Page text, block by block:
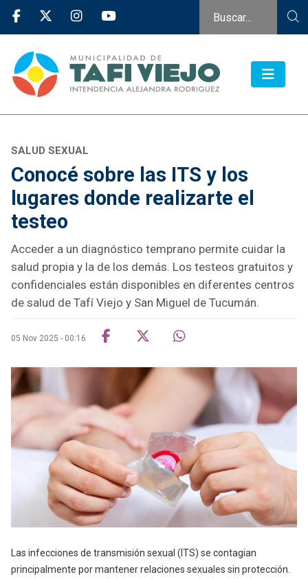
SALUD SEXUAL
Conocé sobre las ITS y los
lugares donde realizarte el
testeo
Acceder a un diagnóstico temprano permite cuidar la
salud propia y la de los demás. Los testeos gratuitos y
confidenciales están disponibles en diferentes centros
de salud de Tafí Viejo y San Miguel de Tucumán.
05 Nov 2025 - 00:16
Las infecciones de transmisión sexual (ITS) se contagian
principalmente por mantener relaciones sexuales sin protección.